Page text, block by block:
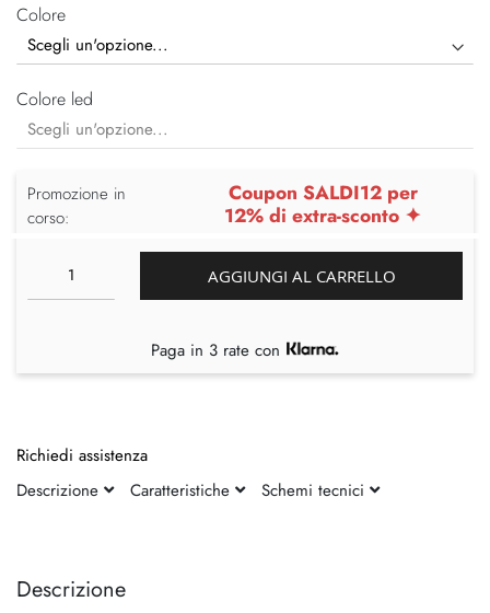
fine
della
Descrizione
Colore
Colore led
Promozione in
corso:
Coupon SALDI12 per
12% di extra-sconto ✦
AGGIUNGI AL CARRELLO
Paga in 3 rate con
Richiedi assistenza
Descrizione
Caratteristiche Schemi tecnici